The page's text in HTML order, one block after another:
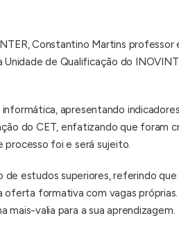
Constantino Martins
de Qualificação do
apresentando
do CET, enfatizando que foram
processo foi e será sujeito.
estudos superiores, referindo
formativa com vagas próprias.
mais-valia para a sua aprendizagem.